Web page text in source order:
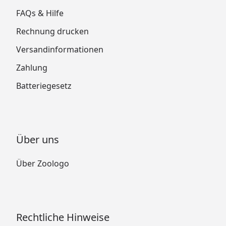
FAQs & Hilfe
Rechnung drucken
Versandinformationen
Zahlung
Batteriegesetz
Über uns
Über Zoologo
Rechtliche Hinweise